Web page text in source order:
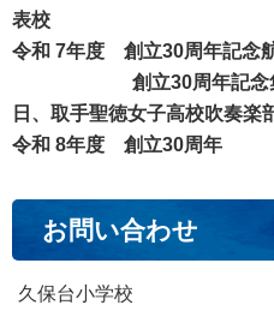
表校
令和 7年度 創立30周年記念
創立30周年記念集会
日、取手聖徳女子高校吹奏楽
令和 8年度 創立30周年
お問い合わせ
久保台小学校